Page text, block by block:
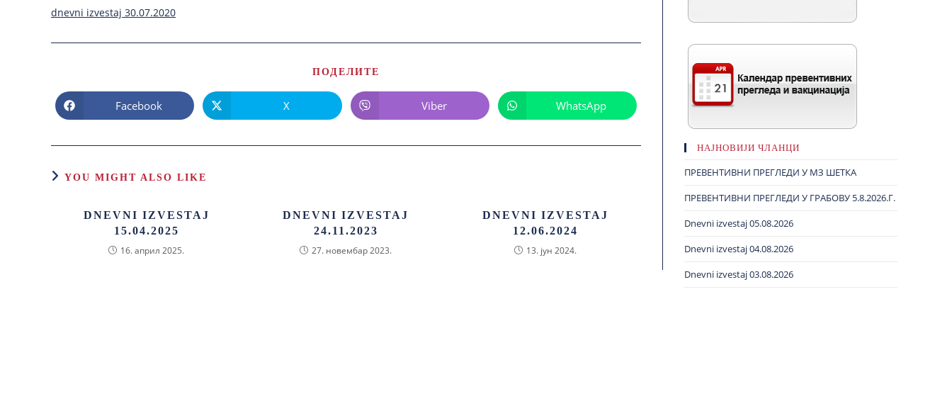
dnevni izvestaj 30.07.2020
ПОДЕЛИТЕ
Facebook X Viber WhatsApp
YOU MIGHT ALSO LIKE
DNEVNI IZVESTAJ
15.04.2025
16. април 2025.
DNEVNI IZVESTAJ
24.11.2023
27. новембар 2023.
DNEVNI IZVESTAJ
12.06.2024
13. јун 2024.
НАЈНОВИЈИ ЧЛАНЦИ
ПРЕВЕНТИВНИ ПРЕГЛЕДИ У МЗ ШЕТКА
ПРЕВЕНТИВНИ ПРЕГЛЕДИ У ГРАБОВУ 5.8.2026.Г.
Dnevni izvestaj 05.08.2026
Dnevni izvestaj 04.08.2026
Dnevni izvestaj 03.08.2026